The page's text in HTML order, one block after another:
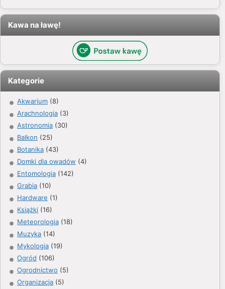
Kawa na ławę!
Kategorie
Akwarium (8)
Arachnologia (3)
Astronomia (30)
Balkon (25)
Botanika (43)
Domki dla owadów (4)
Entomologia (142)
Grabia (10)
Hardware (1)
Książki (16)
Meteorologia (18)
Muzyka (14)
Mykologia (19)
Ogród (106)
Ogrodnictwo (5)
Organizacja (5)